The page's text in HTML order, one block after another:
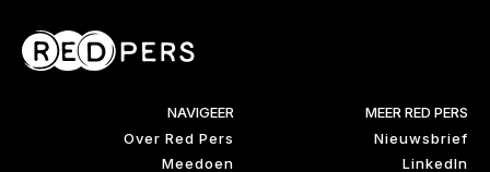
NAVIGEER
Over Red Pers
Meedoen
MEER RED PERS
Nieuwsbrief
LinkedIn